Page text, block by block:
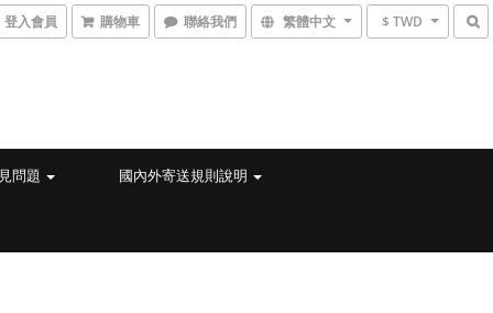
登入會員 購物車 聯絡我們 繁體中文 $ TWD
問題 國內外寄送規則說明